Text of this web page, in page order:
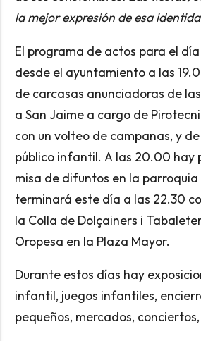
la mejor expresión de esa
El programa de actos para el
desde el ayuntamiento a las
de carcasas anunciadoras de
a San Jaime a cargo de
con un volteo de campanas, y
público infantil. A las 20.00 hay
misa de difuntos en la parroquia
terminará este día a las 22.30
la Colla de Dolçainers i
Oropesa en la Plaza Mayor.
Durante estos días hay
infantil, juegos infantiles,
pequeños, mercados,